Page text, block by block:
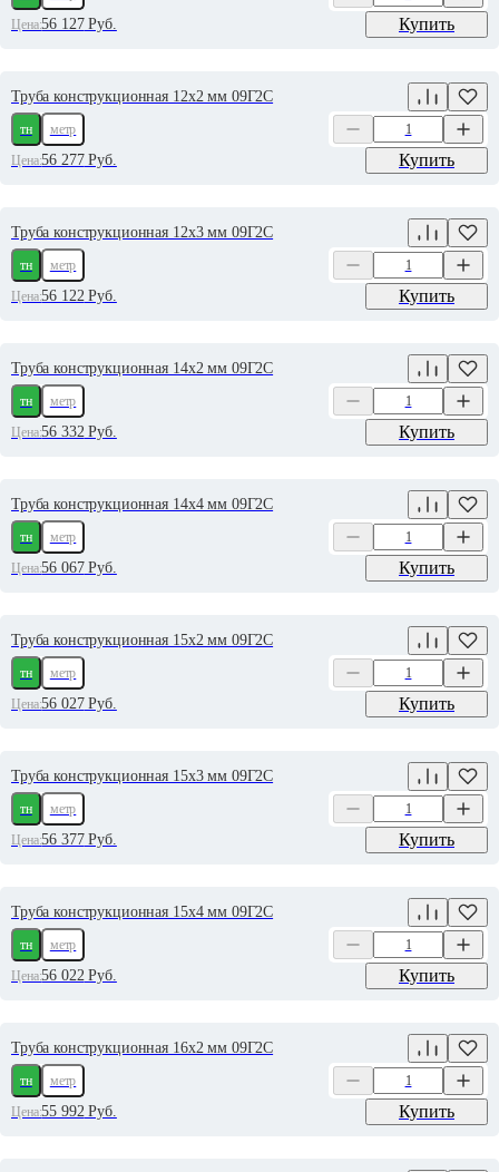
Цена:56 127Руб. Купить
Труба конструкционная 12х2 мм 09Г2С
тн
метр
Цена:56 277Руб. Купить
Труба конструкционная 12х3 мм 09Г2С
тн
метр
Цена:56 122Руб. Купить
Труба конструкционная 14х2 мм 09Г2С
тн
метр
Цена:56 332Руб. Купить
Труба конструкционная 14х4 мм 09Г2С
тн
метр
Цена:56 067Руб. Купить
Труба конструкционная 15х2 мм 09Г2С
тн
метр
Цена:56 027Руб. Купить
Труба конструкционная 15х3 мм 09Г2С
тн
метр
Цена:56 377Руб. Купить
Труба конструкционная 15х4 мм 09Г2С
тн
метр
Цена:56 022Руб. Купить
Труба конструкционная 16х2 мм 09Г2С
тн
метр
Цена:55 992Руб. Купить